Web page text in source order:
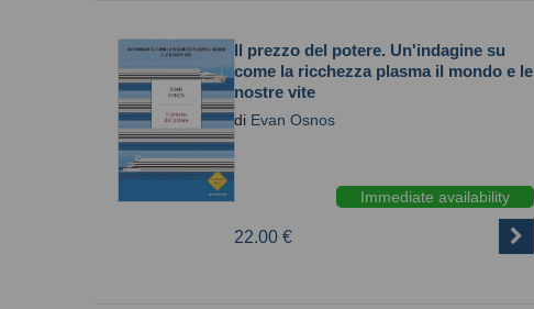
Il prezzo del potere. Un'indagine su
come la ricchezza plasma il mondo e le
nostre vite
di Evan Osnos
Immediate availability
22.00 €